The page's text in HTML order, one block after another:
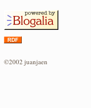
©2002 juanjaen